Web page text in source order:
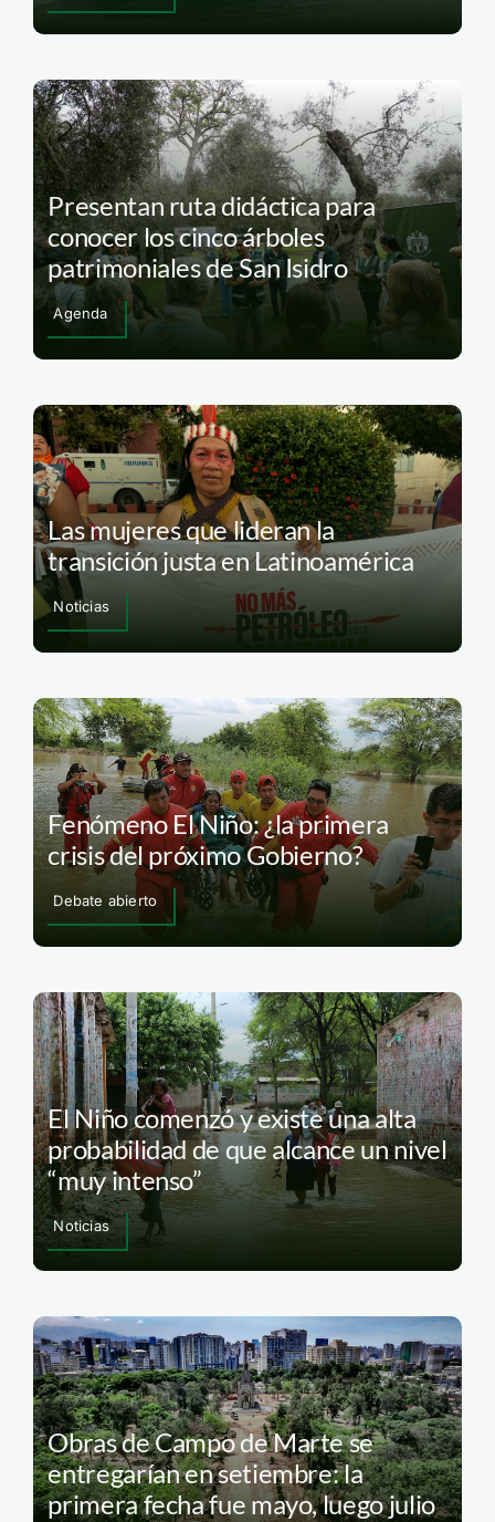
Presentan ruta didáctica para
conocer los cinco árboles
patrimoniales de San Isidro
Agenda
Las mujeres que lideran la
transición justa en Latinoamérica
Noticias
Fenómeno El Niño: ¿la primera
crisis del próximo Gobierno?
Debate abierto
El Niño comenzó y existe una alta
probabilidad de que alcance un nivel
“muy intenso”
Noticias
Obras de Campo de Marte se
entregarían en setiembre: la
primera fecha fue mayo, luego julio